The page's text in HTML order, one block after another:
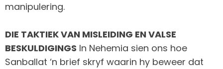
manipulering.
DIE TAKTIEK VAN MISLEIDING EN VALSE
BESKULDIGINGS In Nehemia sien ons hoe
Sanballat ‘n brief skryf waarin hy beweer dat